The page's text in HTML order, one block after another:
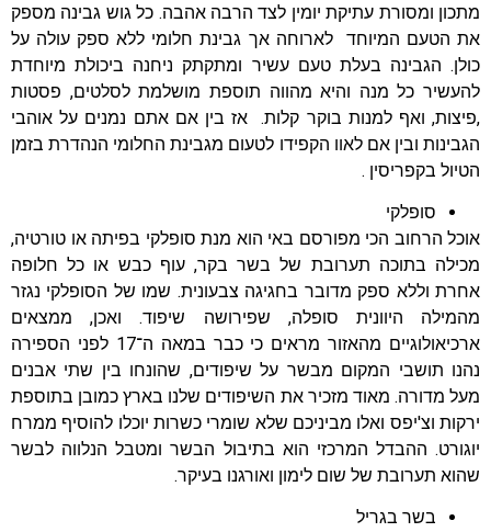
מתכון ומסורת עתיקת יומין לצד הרבה אהבה. כל גוש גבינה מספק
את הטעם המיוחד לארוחה אך גבינת חלומי ללא ספק עולה על
כולן. הגבינה בעלת טעם עשיר ומתקתק ניחנה ביכולת מיוחדת
להעשיר כל מנה והיא מהווה תוספת מושלמת לסלטים, פסטות
,פיצות, ואף למנות בוקר קלות. אז בין אם אתם נמנים על אוהבי
הגבינות ובין אם לאוו הקפידו לטעום מגבינת החלומי הנהדרת בזמן
הטיול בקפריסין .
סופלקי
אוכל הרחוב הכי מפורסם באי הוא מנת סופלקי בפיתה או טורטיה,
מכילה בתוכה תערובת של בשר בקר, עוף כבש או כל חלופה
אחרת וללא ספק מדובר בחגיגה צבעונית. שמו של הסופלקי נגזר
מהמילה היוונית סופלה, שפירושה שיפוד. ואכן, ממצאים
ארכיאולוגיים מהאזור מראים כי כבר במאה ה־17 לפני הספירה
נהנו תושבי המקום מבשר על שיפודים, שהונחו בין שתי אבנים
מעל מדורה. מאוד מזכיר את השיפודים שלנו בארץ כמובן בתוספת
ירקות וצ'יפס ואלו מביניכם שלא שומרי כשרות יוכלו להוסיף ממרח
יוגורט. ההבדל המרכזי הוא בתיבול הבשר ומטבל הנלווה לבשר
שהוא תערובת של שום לימון ואורגנו בעיקר.
בשר בגריל